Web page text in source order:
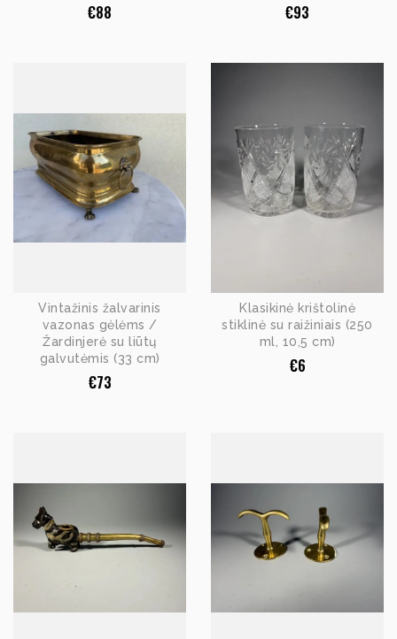
€88 €93
Vintažinis žalvarinis
vazonas gėlėms /
Žardinjerė su liūtų
galvutėmis (33 cm)
€73
Klasikinė krištolinė
stiklinė su raižiniais (250
ml, 10,5 cm)
€6